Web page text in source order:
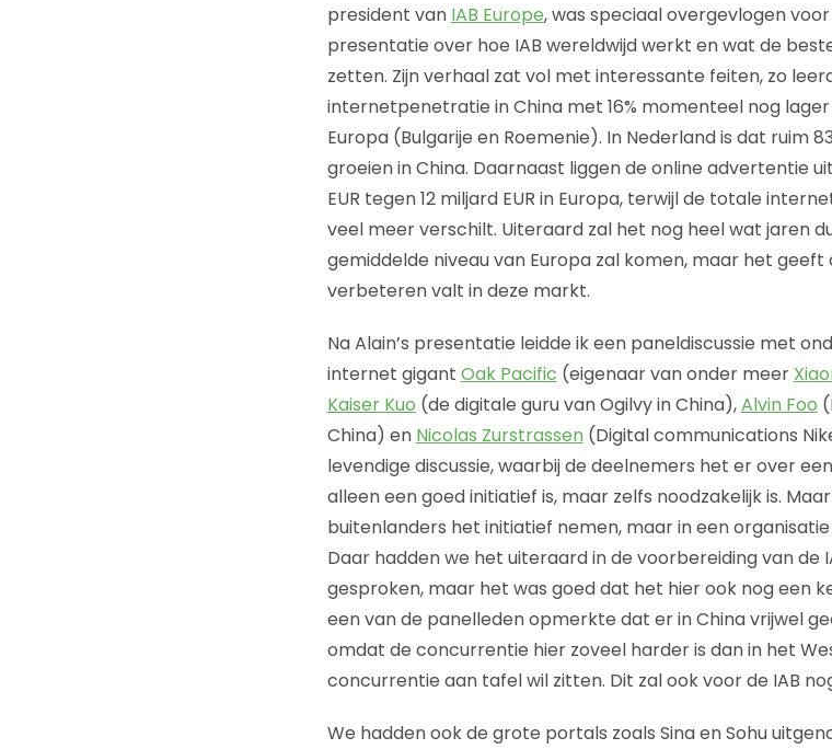
president van IAB Europe, was speciaal overgevlogen
presentatie over hoe IAB wereldwijd werkt en wat de
zetten. Zijn verhaal zat vol met interessante feiten, zo
internetpenetratie in China met 16% momenteel nog
Europa (Bulgarije en Roemenie). In Nederland is dat ruim
groeien in China. Daarnaast liggen de online advertentie
EUR tegen 12 miljard EUR in Europa, terwijl de totale
veel meer verschilt. Uiteraard zal het nog heel wat jaren
gemiddelde niveau van Europa zal komen, maar het
verbeteren valt in deze markt.
Na Alain’s presentatie leidde ik een paneldiscussie met
internet gigant Oak Pacific (eigenaar van onder meer
Kaiser Kuo (de digitale guru van Ogilvy in China),Alvin Foo
China) en Nicolas Zurstrassen (Digital communications
levendige discussie, waarbij de deelnemers het er over
alleen een goed initiatief is, maar zelfs noodzakelijk is.
buitenlanders het initiatief nemen, maar in een
Daar hadden we het uiteraard in de voorbereiding van de
gesproken, maar het was goed dat het hier ook nog een
een van de panelleden opmerkte dat er in China vrijwel
omdat de concurrentie hier zoveel harder is dan in het
concurrentie aan tafel wil zitten. Dit zal ook voor de IAB
We hadden ook de grote portals zoals Sina en Sohu